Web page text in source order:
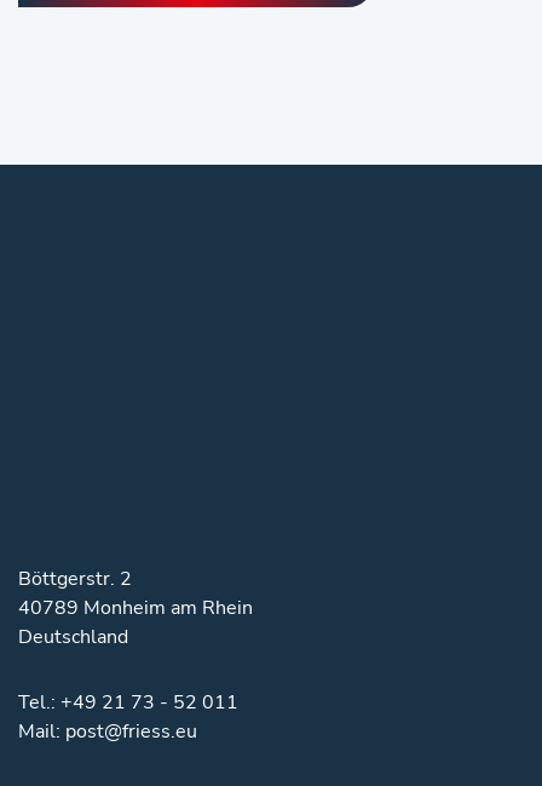
Böttgerstr. 2
40789 Monheim am Rhein
Deutschland
Tel.: +49 21 73 - 52 011
Mail: post@friess.eu